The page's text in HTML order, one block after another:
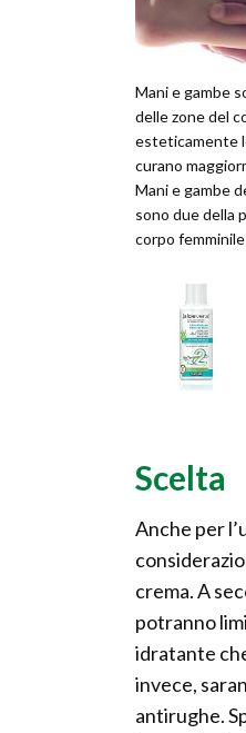
Mani e gambe
delle zone del
esteticamente
curano
Mani e gambe
sono due della
corpo
l’equazi...
Scelta
Anche per
crema. A
potranno
idratante
invece,
antirughe.